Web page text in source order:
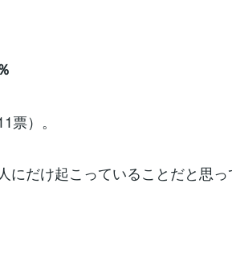
票）。
にだけ起こっていることだと思